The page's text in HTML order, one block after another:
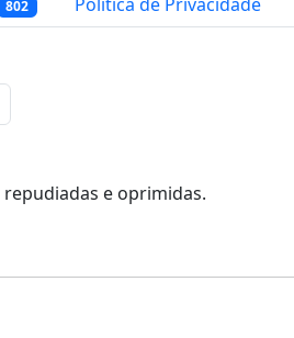
802
e oprimidas.